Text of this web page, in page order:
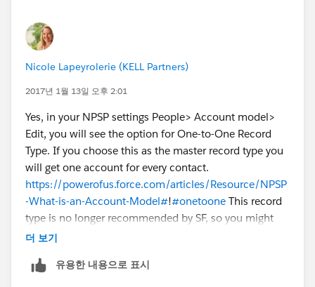
Nicole Lapeyrolerie (KELL Partners)
2017년 1월 13일 오후 2:01
Yes, in your NPSP settings People> Account model>
Edit, you will see the option for One-to-One Record
Type. If you choose this as the master record type you
will get one account for every contact.
https://powerofus.force.com/articles/Resource/NPSP
-What-is-an-Account-Model#!#onetoone This record
type is no longer recommended by SF, so you might
want to read through this information to make sure
더 보기
유용한 내용으로 표시